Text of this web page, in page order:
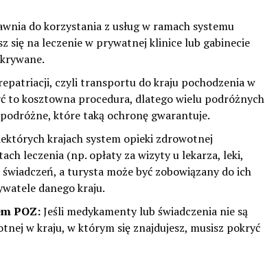
do korzystania z usług w ramach systemu
się na leczenie w prywatnej klinice lub gabinecie
czyli transportu do kraju pochodzenia w
to kosztowna procedura, dlatego wielu podróżnych
które taką ochronę gwarantuje.
krajach system opieki zdrowotnej
leczenia (np. opłaty za wizyty u lekarza, leki,
a turysta może być zobowiązany do ich
danego kraju.
POZ:Jeśli medykamenty lub świadczenia nie są
w kraju, w którym się znajdujesz, musisz pokryć